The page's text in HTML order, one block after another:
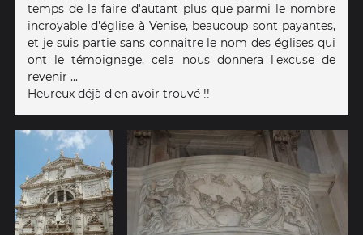
temps de la faire d'autant plus que parmi le nombre
incroyable d'église à Venise, beaucoup sont payantes,
et je suis partie sans connaitre le nom des églises qui
ont le témoignage, cela nous donnera l'excuse de
revenir ...
Heureux déjà d'en avoir trouvé !!